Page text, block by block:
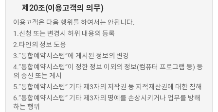
제20조(이용고객의 의무)
이용고객은 다음 행위를 하여서는 안됩니다.
1.신청 또는 변경시 허위 내용의 등록
2.타인의 정보 도용
3.“통합예약시스템”에 게시된 정보의 변경
4.“통합예약시스템”이 정한 정보 이외의 정보(컴퓨터 프로그램 등) 등
의 송신 또는 게시
5.“통합예약시스템” 기타 제3자의 저작권 등 지적재산권에 대한 침해
6.“통합예약시스템” 기타 제3자의 명예를 손상시키거나 업무를 방해
하는 행위